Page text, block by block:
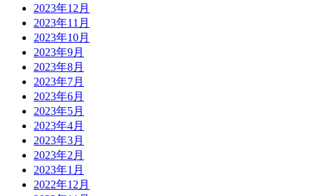
2023年12月
2023年11月
2023年10月
2023年9月
2023年8月
2023年7月
2023年6月
2023年5月
2023年4月
2023年3月
2023年2月
2023年1月
2022年12月